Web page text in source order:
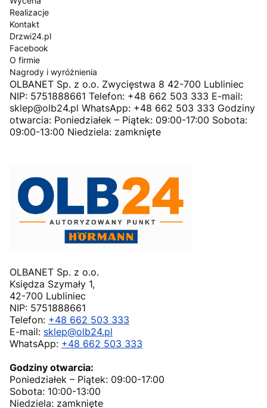
Realizacje
Kontakt
Drzwi24.pl
Facebook
O firmie
Nagrody i wyróżnienia
OLBANET Sp. z o.o. Zwycięstwa 8 42-700 Lubliniec
NIP: 5751888661 Telefon: +48 662 503 333 E-mail:
sklep@olb24.pl WhatsApp: +48 662 503 333 Godziny
otwarcia: Poniedziałek – Piątek: 09:00-17:00 Sobota:
09:00-13:00 Niedziela: zamknięte
OLBANET Sp. z o.o.
Księdza Szymały 1,
42-700 Lubliniec
NIP: 5751888661
Telefon: +48 662 503 333
E-mail: sklep@olb24.pl
WhatsApp: +48 662 503 333
Godziny otwarcia:
Poniedziałek – Piątek: 09:00-17:00
Sobota: 10:00-13:00
Niedziela: zamknięte